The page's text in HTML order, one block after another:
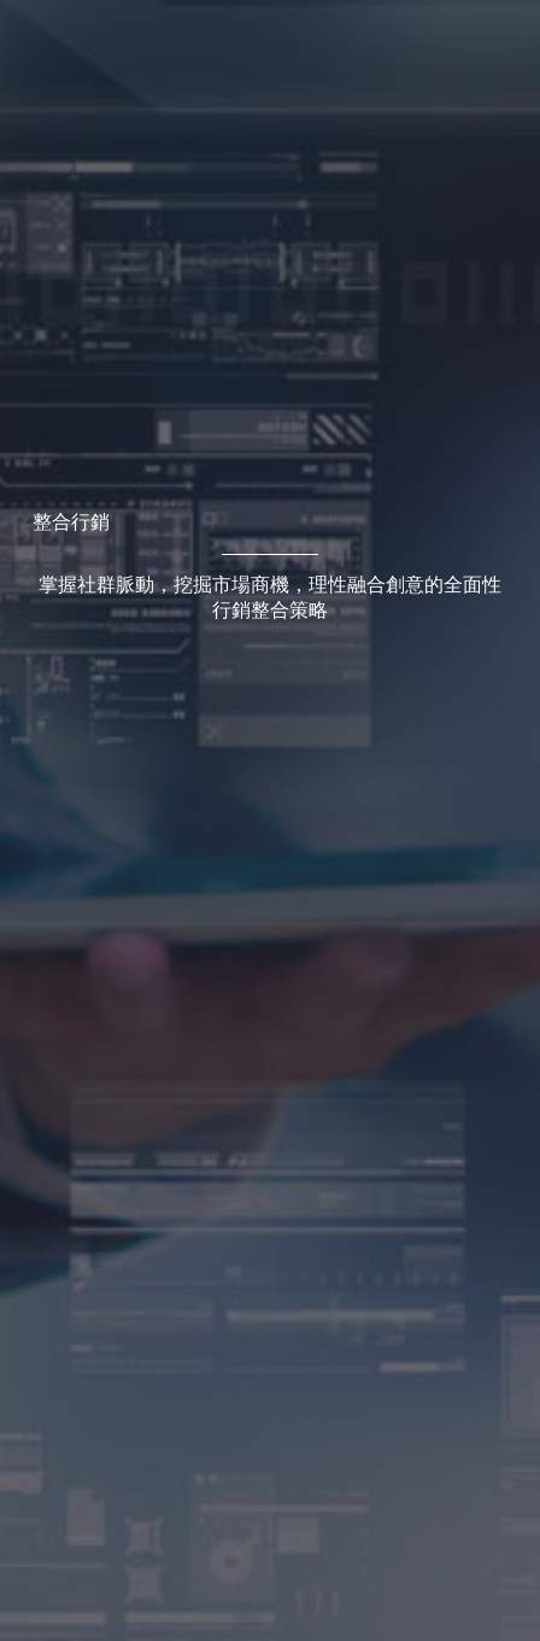
整合行銷
掌握社群脈動，挖掘市場商機，理性融合創意的全面性
行銷整合策略